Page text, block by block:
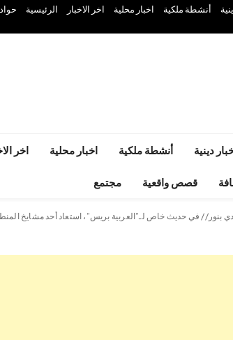
أنشطة ملكية اخبار محلية اخر الاخبار الرئيسية
دينية أنشطة ملكية اخبار محلية اخر
قصص واقعية مجتمع
بنور// في حديث خاص لـ”العربية بريس”، استعاد أحد مشايخ